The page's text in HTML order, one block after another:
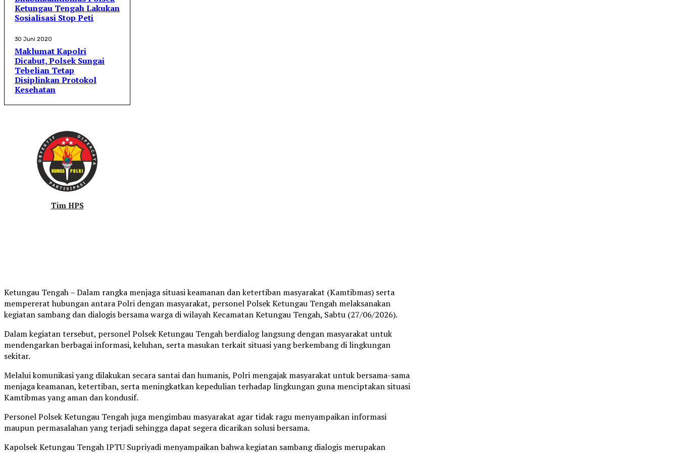
Ketungau Tengah Lakukan
Sosialisasi Stop Peti
30 Juni 2020
Maklumat Kapolri
Dicabut, Polsek Sungai
Tebelian Tetap
Disiplinkan Protokol
Kesehatan
Tim HPS
Ketungau Tengah – Dalam rangka menjaga situasi keamanan dan ketertiban masyarakat (Kamtibmas) serta
mempererat hubungan antara Polri dengan masyarakat, personel Polsek Ketungau Tengah melaksanakan
kegiatan sambang dan dialogis bersama warga di wilayah Kecamatan Ketungau Tengah, Sabtu (27/06/2026).
Dalam kegiatan tersebut, personel Polsek Ketungau Tengah berdialog langsung dengan masyarakat untuk
mendengarkan berbagai informasi, keluhan, serta masukan terkait situasi yang berkembang di lingkungan
sekitar.
Melalui komunikasi yang dilakukan secara santai dan humanis, Polri mengajak masyarakat untuk bersama-sama
menjaga keamanan, ketertiban, serta meningkatkan kepedulian terhadap lingkungan guna menciptakan situasi
Kamtibmas yang aman dan kondusif.
Personel Polsek Ketungau Tengah juga mengimbau masyarakat agar tidak ragu menyampaikan informasi
maupun permasalahan yang terjadi sehingga dapat segera dicarikan solusi bersama.
Kapolsek Ketungau Tengah IPTU Supriyadi menyampaikan bahwa kegiatan sambang dialogis merupakan